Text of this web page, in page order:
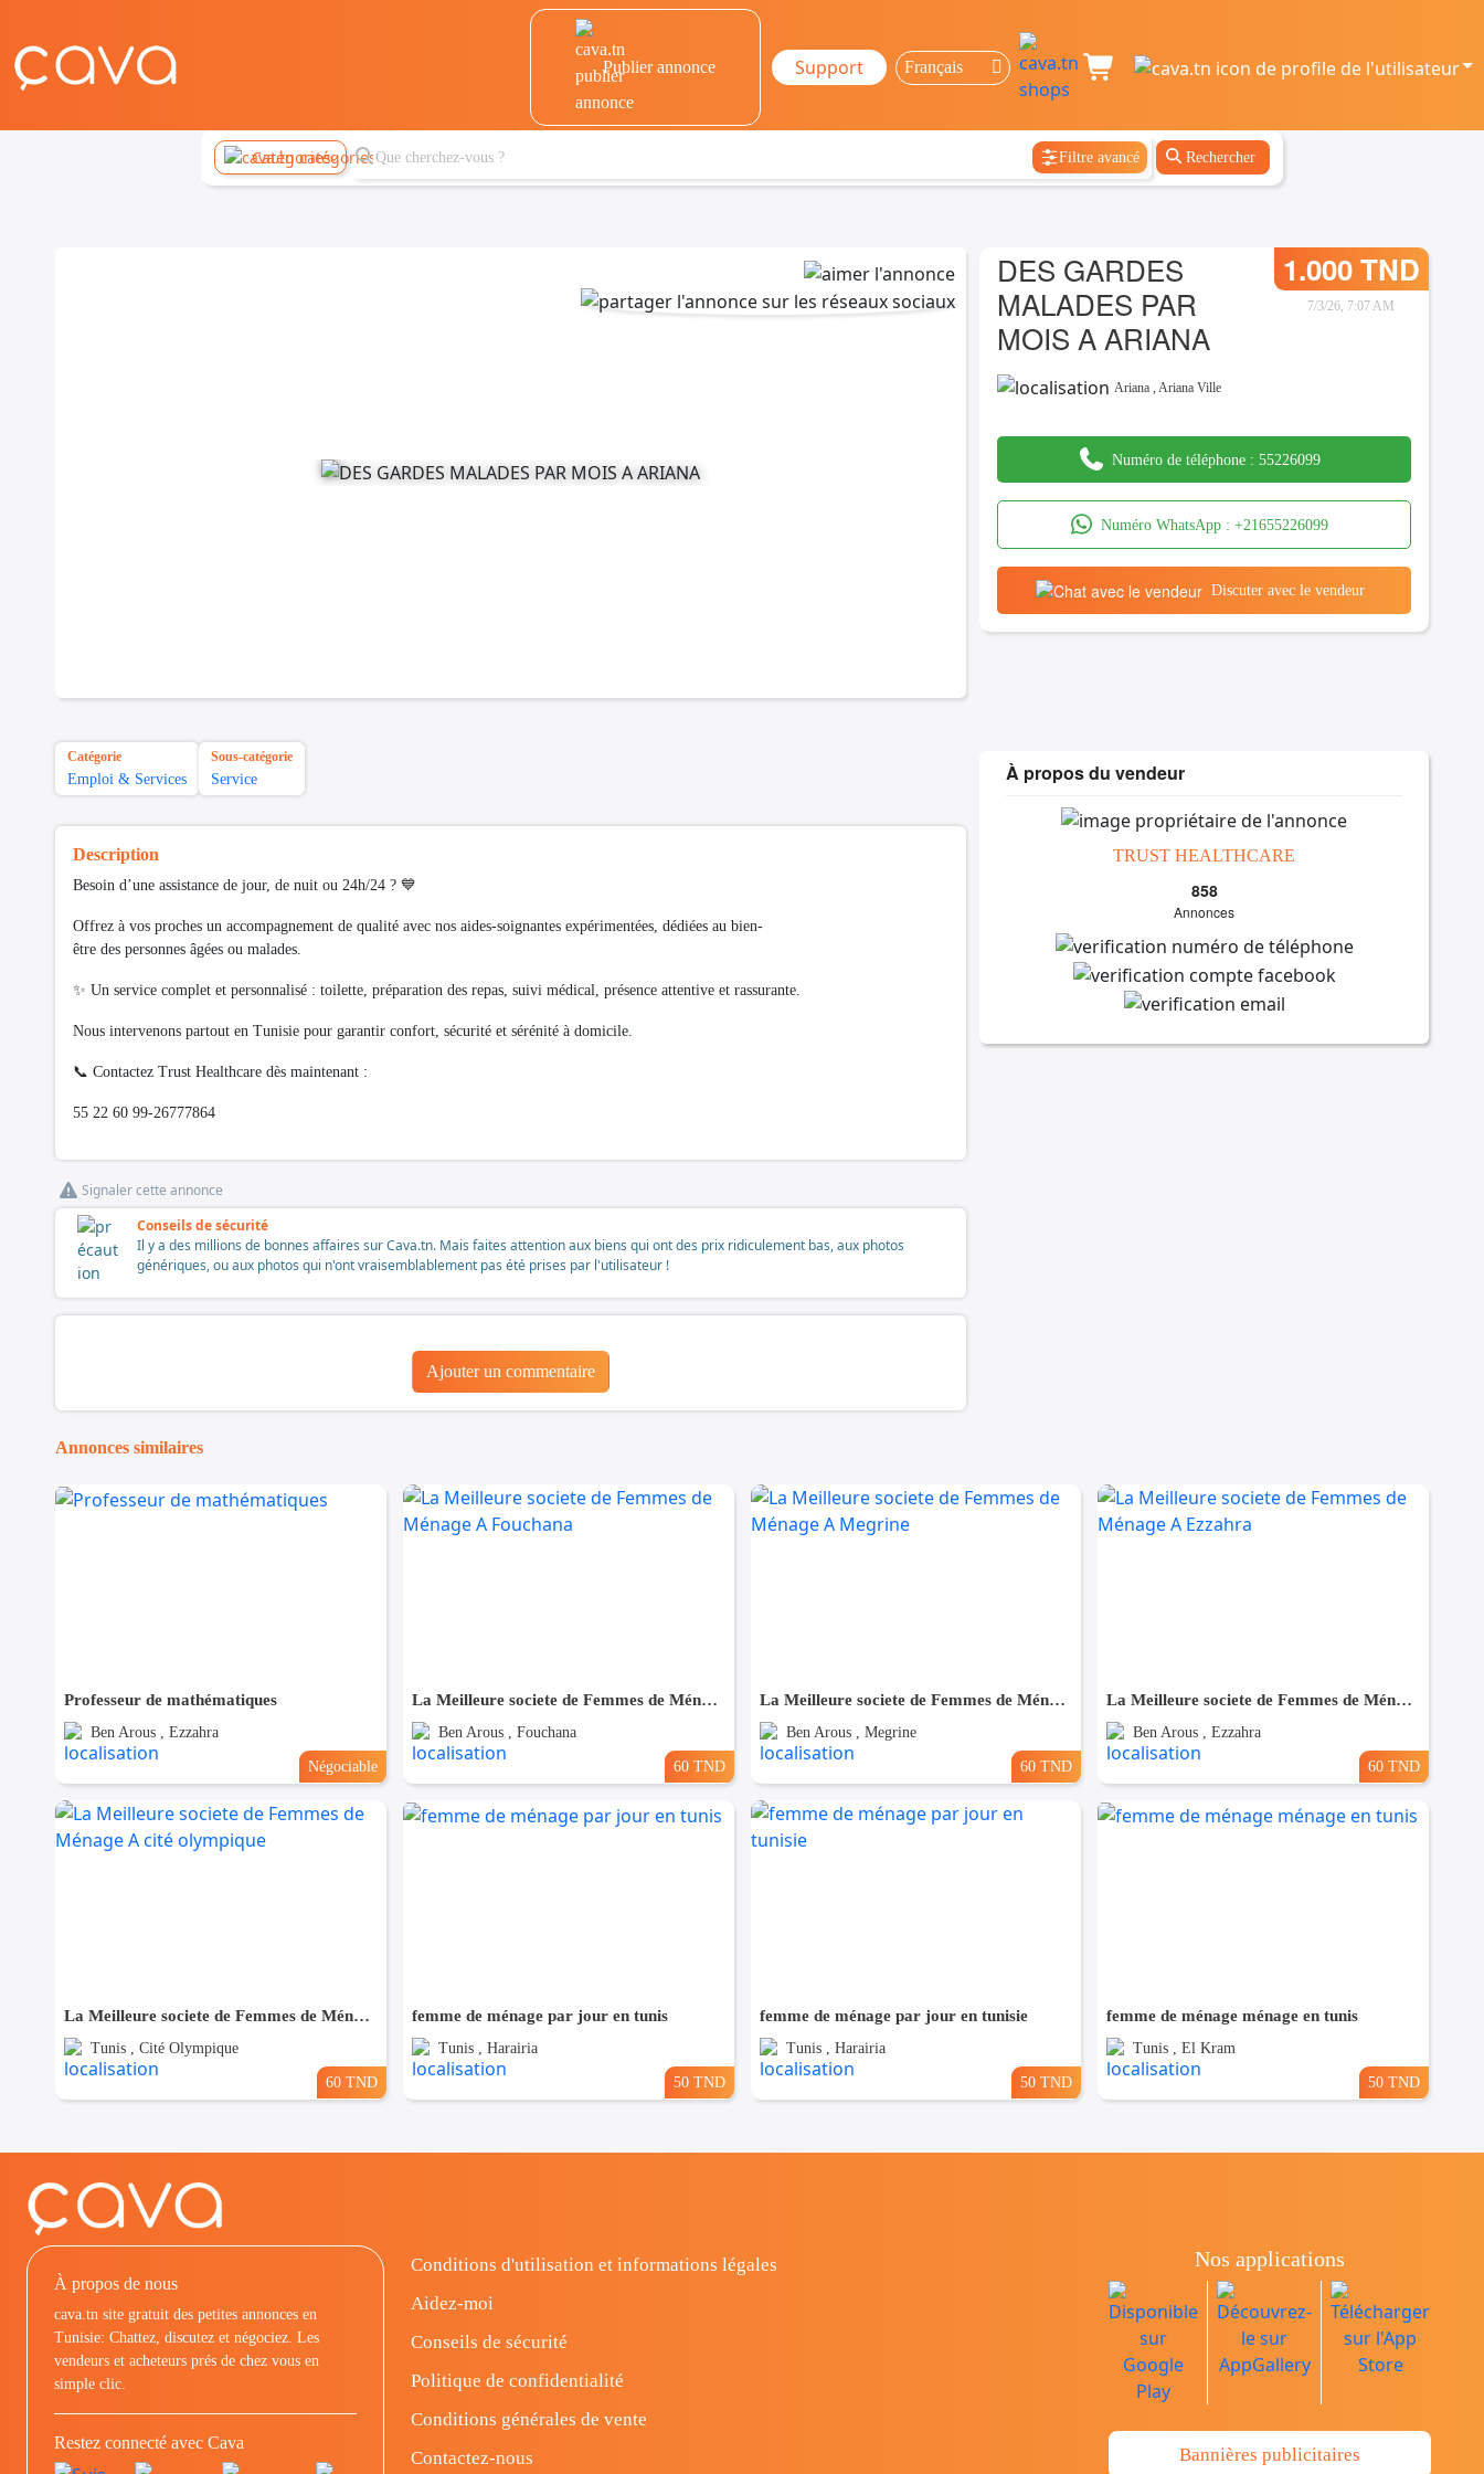
Publier annonce Support
Catégories Filtre avancé Rechercher
DES GARDES
MALADES PAR
MOIS A ARIANA
1.000 TND
7/3/26, 7:07 AM
Ariana ,Ariana Ville
Numéro de téléphone : 55226099
Numéro WhatsApp : +21655226099
Discuter avec le vendeur
Catégorie
Emploi & Services
Sous-catégorie
Service
Description
Besoin d’une assistance de jour, de nuit ou 24h/24 ? 💙
Offrez à vos proches un accompagnement de qualité avec nos aides-soignantes expérimentées, dédiées au bien-
être des personnes âgées ou malades.
✨ Un service complet et personnalisé : toilette, préparation des repas, suivi médical, présence attentive et rassurante.
Nous intervenons partout en Tunisie pour garantir confort, sécurité et sérénité à domicile.
📞 Contactez Trust Healthcare dès maintenant :
55 22 60 99-26777864
Signaler cette annonce
Conseils de sécurité
Il y a des millions de bonnes affaires sur Cava.tn. Mais faites attention aux biens qui ont des prix ridiculement bas, aux photos
génériques, ou aux photos qui n'ont vraisemblablement pas été prises par l'utilisateur !
Ajouter un commentaire
À propos du vendeur
TRUST HEALTHCARE
858
Annonces
Annonces similaires
Professeur de mathématiques
Ben Arous , Ezzahra
Négociable
La Meilleure societe de Femmes de Ménage A Fouchana
Ben Arous , Fouchana
60 TND
La Meilleure societe de Femmes de Ménage A Megrine
Ben Arous , Megrine
60 TND
La Meilleure societe de Femmes de Ménage A Ezzahra
Ben Arous , Ezzahra
60 TND
La Meilleure societe de Femmes de Ménage A cité olympique
Tunis , Cité Olympique
60 TND
femme de ménage par jour en tunis
Tunis , Harairia
50 TND
femme de ménage par jour en tunisie
Tunis , Harairia
50 TND
femme de ménage ménage en tunis
Tunis , El Kram
50 TND
À propos de nous
cava.tn site gratuit des petites annonces en
Tunisie: Chattez, discutez et négociez. Les
vendeurs et acheteurs prés de chez vous en
simple clic.
Restez connecté avec Cava
Conditions d'utilisation et informations légales
Aidez-moi
Conseils de sécurité
Politique de confidentialité
Conditions générales de vente
Contactez-nous
Nos applications
Bannières publicitaires